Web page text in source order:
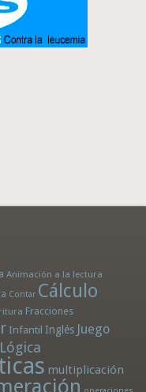
Animación a la lectura
Contar Cálculo
Fracciones
Infantil Inglés Juego
Lógica
multiplicación